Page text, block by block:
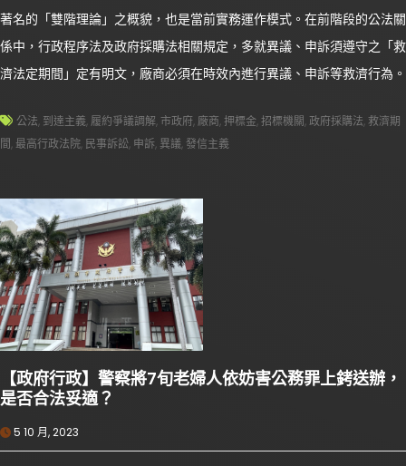
著名的「雙階理論」之概貌，也是當前實務運作模式。在前階段的公法關
係中，行政程序法及政府採購法相關規定，多就異議、申訴須遵守之「救
濟法定期間」定有明文，廠商必須在時效內進行異議、申訴等救濟行為。
公法, 到達主義, 履約爭議調解,市政府,廠商,押標金,招標機關,政府採購法,救濟期
間,最高行政法院, 民事訴訟, 申訴, 異議,發信主義
【政府行政】警察將7旬老婦人依妨害公務罪上銬送辦，
是否合法妥適？
5 10 月, 2023